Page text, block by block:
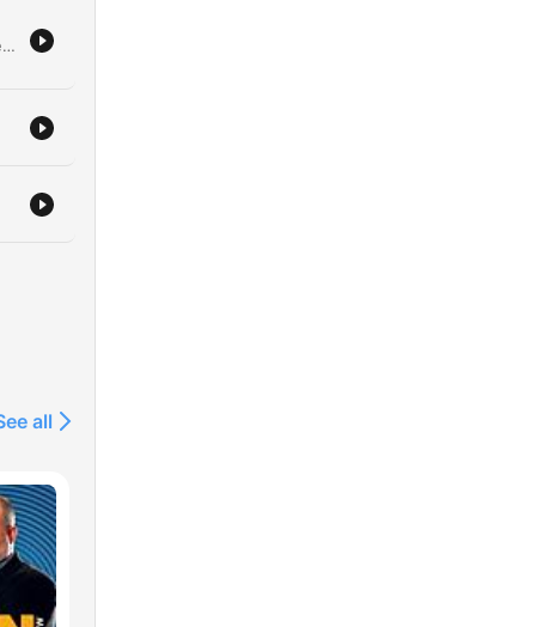
Gæsten fortæller om sin omfattende karriere som kapelmester, herunder de over 2500 shows i Cirkusrevyen, og de tekniske samt personlige udfordringer ved at lede et orkester som freelancer. Samtalen belyser livet i revyverdenen, de professionelle grænser mellem musikere og skuespillere, samt vigtigheden af variation i et program. Derudover reflekteres der over gæstens gastronomiske baggrund og familiære rødder. Rejsen fra at skrive artikler i Politiken til at udvikle succesfulde madprogrammer på DR2 beskrives med fokus på madlavningens sociale element og betydningen af det fælles måltid.
all